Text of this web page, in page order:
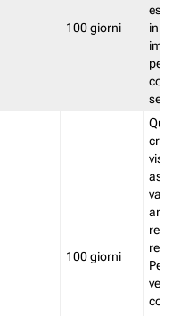
100 giorni
in
100 giorni